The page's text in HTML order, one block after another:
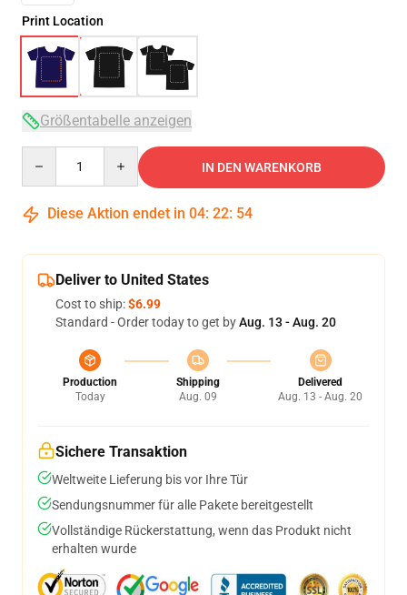
Print Location
Größentabelle anzeigen
IN DEN WARENKORB
Diese Aktion endet in 04: 22: 54
Deliver to United States
Cost to ship:$6.99
Standard - Order today to get byAug. 13 - Aug. 20
Production
Today
Shipping
Aug. 09
Delivered
Aug. 13 - Aug. 20
Sichere Transaktion
Weltweite Lieferung bis vor Ihre Tür
Sendungsnummer für alle Pakete bereitgestellt
Vollständige Rückerstattung, wenn das Produkt nicht
erhalten wurde